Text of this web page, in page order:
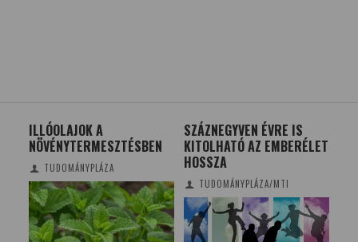
SZÁZNEGYVEN ÉVRE IS
KITOLHATÓ AZ EMBERÉLET
HOSSZA
TUDOMÁNYPLÁZA/MTI
NAPKOLLEKTOROK A
HOLDON?
VÉGH GYULA